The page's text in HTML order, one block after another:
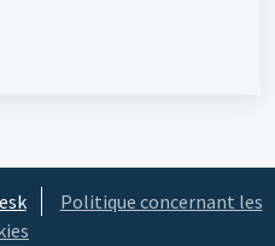
Politique concernant les